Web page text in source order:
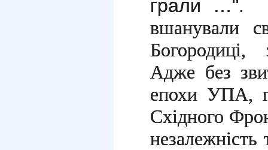
грали …".
вшанували
Богородиці,
Адже без
епохи УПА,
Східного